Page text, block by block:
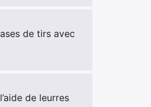
de tirs avec
de leurres